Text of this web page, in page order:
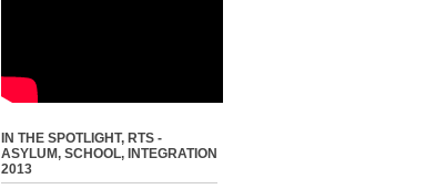
IN THE SPOTLIGHT, RTS -
ASYLUM, SCHOOL, INTEGRATION
2013